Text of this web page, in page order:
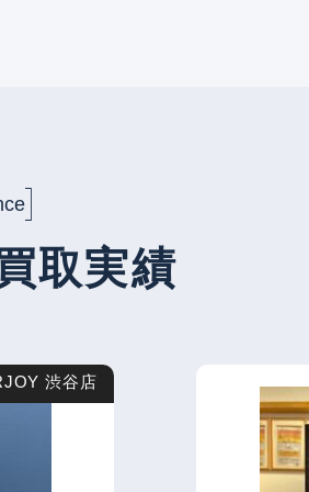
取実績
渋谷店